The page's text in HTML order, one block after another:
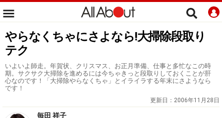
やらなくちゃにさよなら!大掃除段取り
テク
いよいよ師走。年賀状、クリスマス、お正月準備、仕事と多忙なこの時
期。サクサク大掃除を進めるには今ちゃきっと段取りしておくことが肝
心なのです！「大掃除やらなくちゃ」とイライラする年末にさようなら
です！
更新日： 2006年11月28日
毎田 祥子